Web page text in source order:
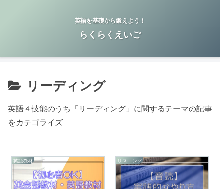
英語を基礎から鍛えよう！
らくらくえいご
リーディング
英語４技能のうち「リーディング」に関するテーマの記事
をカテゴライズ
英語教材 リスニング